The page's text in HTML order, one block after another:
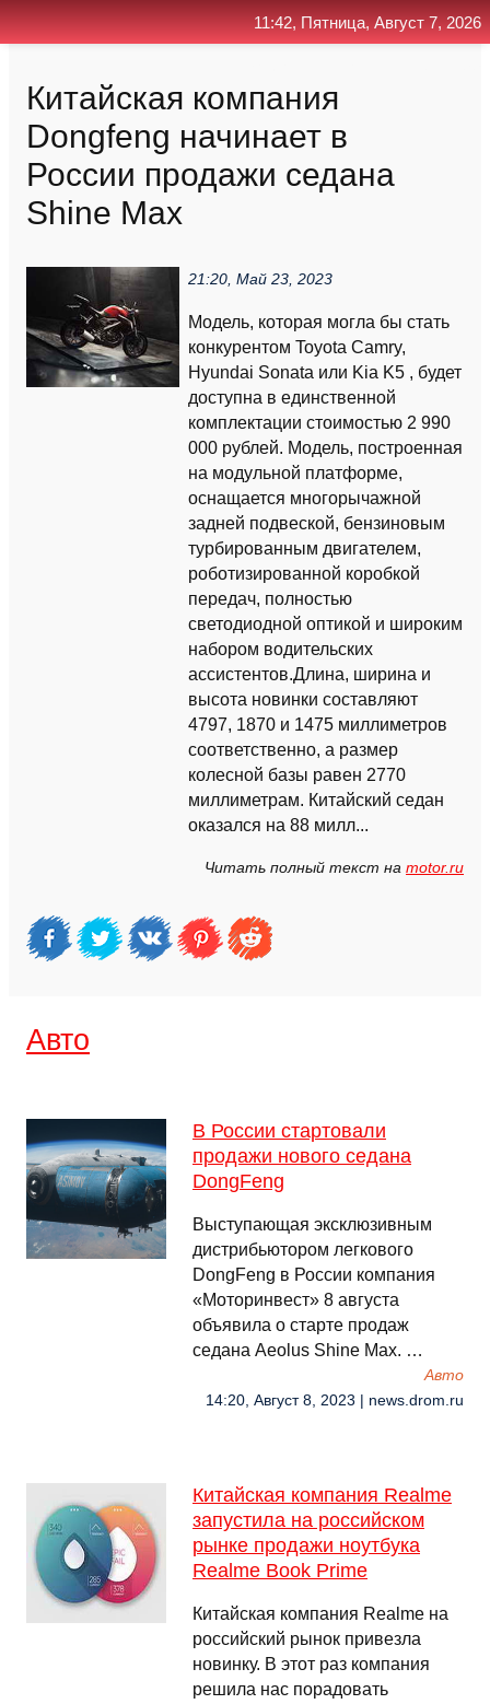
Китайская компания
Dongfeng начинает в
России продажи седана
Shine Max
21:20, Май 23, 2023
Модель, которая могла бы стать
конкурентом Toyota Camry,
Hyundai Sonata или Kia K5 , будет
доступна в единственной
комплектации стоимостью 2 990
000 рублей. Модель, построенная
на модульной платформе,
оснащается многорычажной
задней подвеской, бензиновым
турбированным двигателем,
роботизированной коробкой
передач, полностью
светодиодной оптикой и широким
набором водительских
ассистентов.Длина, ширина и
высота новинки составляют
4797, 1870 и 1475 миллиметров
соответственно, а размер
колесной базы равен 2770
миллиметрам. Китайский седан
оказался на 88 милл...
Читать полный текст на motor.ru
Авто
В России стартовали
продажи нового седана
DongFeng
Выступающая эксклюзивным
дистрибьютором легкового
DongFeng в России компания
«Моторинвест» 8 августа
объявила о старте продаж
седана Aeolus Shine Max. …
Авто
14:20, Август 8, 2023 | news.drom.ru
Китайская компания Realme
запустила на российском
рынке продажи ноутбука
Realme Book Prime
Китайская компания Realme на
российский рынок привезла
новинку. В этот раз компания
решила нас порадовать
11:42, Пятница, Август 7, 2026